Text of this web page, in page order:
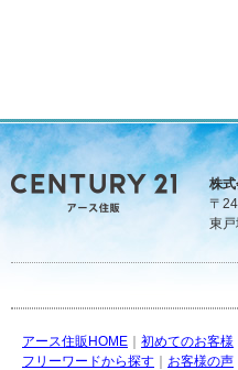
株
〒
東
アース住販HOME 初めてのお客様
フリーワードから探す
お客様の声